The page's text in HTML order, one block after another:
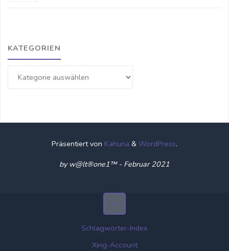
KATEGORIEN
Präsentiert von Kahuna & WordPress.
by w@lt®one1™ - Februar 2021
Schlagwörter-Index
Xing-Account